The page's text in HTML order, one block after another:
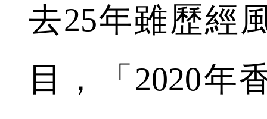
去25年雖歷經
目，「2020年